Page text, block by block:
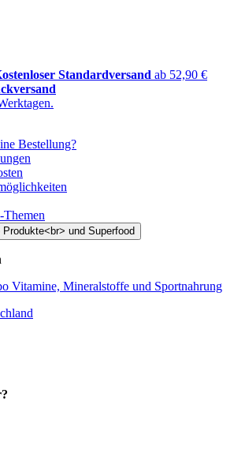
Standardversand ab 52,90 €
Bestellung?
Vitamine, Mineralstoffe und Sportnahrung